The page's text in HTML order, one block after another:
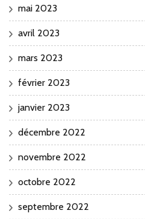
mai 2023
avril 2023
mars 2023
février 2023
janvier 2023
décembre 2022
novembre 2022
octobre 2022
septembre 2022